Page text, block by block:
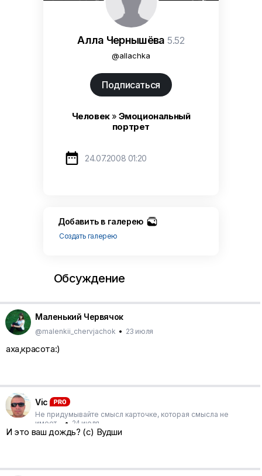
Алла Чернышёва 5.52
@allachka
Подписаться
Человек» Эмоциональный
портрет
 24.07.2008 01:20
Добавить в галерею
Создать галерею
Обсуждение
Маленький Червячок
@malenkii_chervjachok • 23 июля
аха,красота:)
Vic
Не придумывайте смысл карточке, которая смысла не
имеет...
• 24 июля
И это ваш дождь? (с) Вудши